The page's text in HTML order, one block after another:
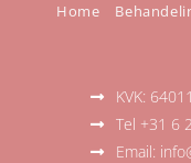
Home
KVK:
Tel +31 6
Email: